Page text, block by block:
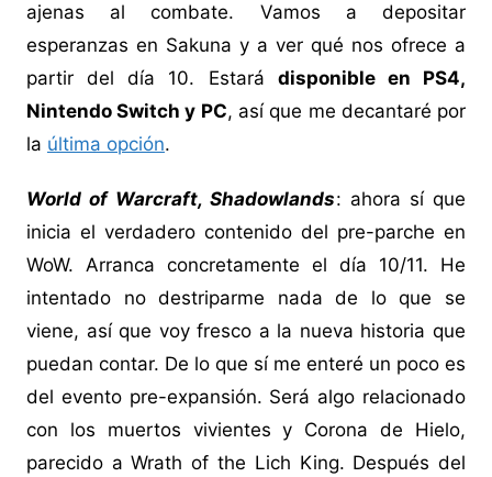
ajenas al combate. Vamos a depositar
esperanzas en Sakuna y a ver qué nos ofrece a
partir del día 10. Estará disponible en PS4,
Nintendo Switch y PC, así que me decantaré por
la última opción.
World of Warcraft, Shadowlands: ahora sí que
inicia el verdadero contenido del pre-parche en
WoW. Arranca concretamente el día 10/11. He
intentado no destriparme nada de lo que se
viene, así que voy fresco a la nueva historia que
puedan contar. De lo que sí me enteré un poco es
del evento pre-expansión. Será algo relacionado
con los muertos vivientes y Corona de Hielo,
parecido a Wrath of the Lich King. Después del